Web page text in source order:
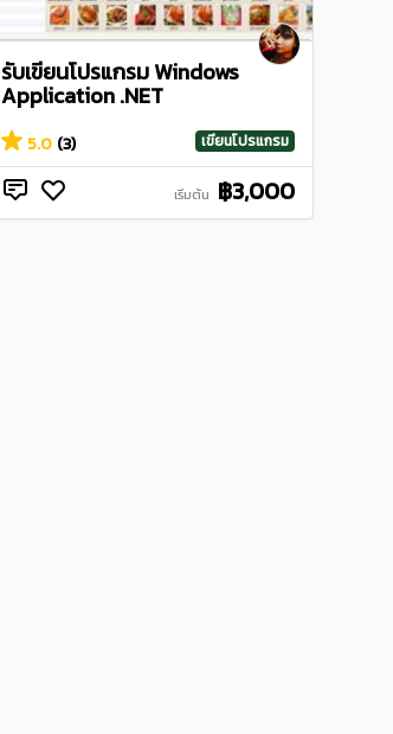
รับเขียนโปรแกรม Windows
Application .NET
5.0 (3) เขียนโปรแกรม
เริ่มต้น ฿3,000